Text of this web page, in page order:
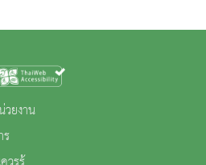
วยงาน